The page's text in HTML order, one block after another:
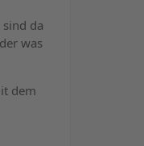
da
was
dem